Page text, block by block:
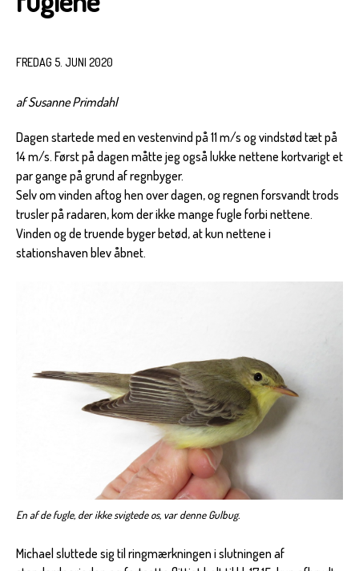
FREDAG 5. JUNI 2020
af Susanne Primdahl
Dagen startede med en vestenvind på 11 m/s og vindstød tæt på
14 m/s. Først på dagen måtte jeg også lukke nettene kortvarigt et
par gange på grund af regnbyger.
Selv om vinden aftog hen over dagen, og regnen forsvandt trods
trusler på radaren, kom der ikke mange fugle forbi nettene.
Vinden og de truende byger betød, at kun nettene i
stationshaven blev åbnet.
En af de fugle, der ikke svigtede os, var denne Gulbug.
Michael sluttede sig til ringmærkningen i slutningen af